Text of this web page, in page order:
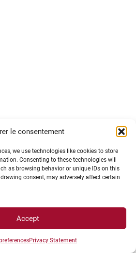
le consentement
we use technologies like cookies to store
Consenting to these technologies will
as browsing behavior or unique IDs on this
consent, may adversely affect certain
Accept
Privacy Statement
Banque alimentaire, la Croix-
France Bénévolat,
MGEN, CPAM, Léo Phénix,
toutes là pour t’informer et
concrètes.